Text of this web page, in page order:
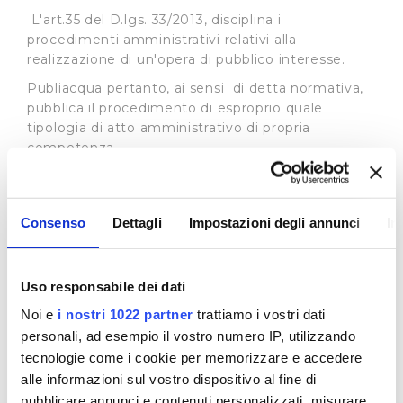
Consenso Dettagli Impostazioni degli annunci
Uso responsabile dei dati
Noi e i nostri 1022 partner trattiamo i vostri dati
personali, ad esempio il vostro numero IP, utilizzando
tecnologie come i cookie per memorizzare e accedere
alle informazioni sul vostro dispositivo al fine di
L'art.35 del D.lgs. 33/2013, disciplina i
procedimenti amministrativi relativi alla
realizzazione di un'opera di pubblico interesse.
Publiacqua pertanto, ai sensi di detta normativa,
pubblica il procedimento di esproprio quale
tipologia di atto amministrativo di propria
competenza.
In base all’art. 22 L.R. 69/2011 l'Autorità Idrica
Toscana può delegare, in tutto o in parte, i propri
poteri espropriativi al gestore del servizio idrico
integrato, nell'ambito della convenzione di
espropriativo. Si rimanda al sito dell’
Toscanaper tutte le informazioni connesse ai
procedimenti in essere.
Procedimenti ad istanza di parte
In merito ai procedimenti di istanza di parte la